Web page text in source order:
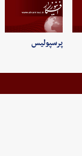
پرسپولیس